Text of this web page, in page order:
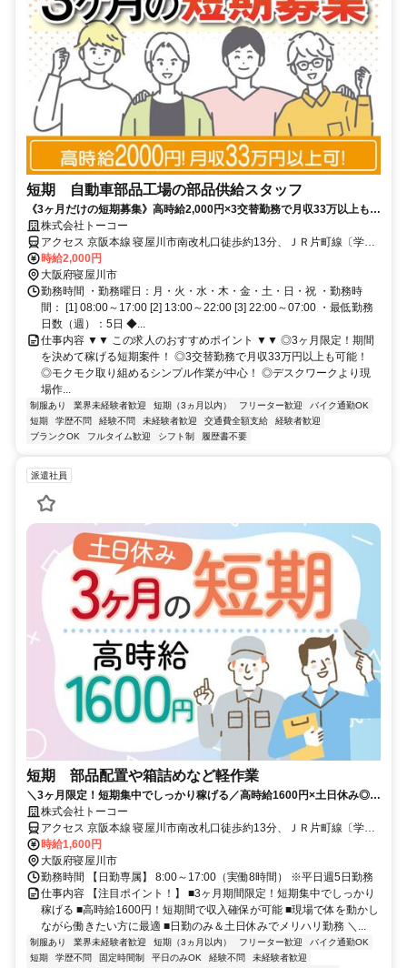
短期 自動車部品工場の部品供給スタッフ
《3ヶ月だけの短期募集》高時給2,000円×3交替勤務で月収33万以上も可
能！部品を手順通りにセットしていくシンプル作業が中心◎
株式会社トーコー
アクセス 京阪本線 寝屋川市南改札口徒歩約13分、ＪＲ片町線〔学研
都市線〕 忍ヶ丘東口徒歩約40分、ＪＲ片町線〔学研都市線〕/ＪＲ福
知山線〔宝塚線〕 四条畷西口徒歩約56分 京阪「寝屋川市」駅より徒
歩15分 ★バイク＆自転車通勤OK
時給2,000円
大阪府寝屋川市
勤務時間 ・勤務曜日：月・火・水・木・金・土・日・祝 ・勤務時
間： [1] 08:00～17:00 [2] 13:00～22:00 [3] 22:00～07:00 ・最低勤務
日数（週）：5日 ◆...
仕事内容 ▼▼ この求人のおすすめポイント ▼▼ ◎3ヶ月限定！期間
を決めて稼げる短期案件！ ◎3交替勤務で月収33万円以上も可能！
◎モクモク取り組めるシンプル作業が中心！ ◎デスクワークより現
場作...
制服あり 業界未経験者歓迎 短期（3ヵ月以内） フリーター歓迎
バイク通勤OK
短期
学歴不問 経験不問 未経験者歓迎 交通費全額支給
経験者歓迎
ブランクOK
フルタイム歓迎 シフト制 履歴書不要
派遣社員
短期 部品配置や箱詰めなど軽作業
＼3ヶ月限定！短期集中でしっかり稼げる／高時給1600円×土日休み◎体
を動かして働きたい方にピッタリ！男性スタッフ活躍中
株式会社トーコー
アクセス 京阪本線 寝屋川市南改札口徒歩約13分、ＪＲ片町線〔学研
都市線〕 忍ヶ丘東口徒歩約40分、ＪＲ片町線〔学研都市線〕/ＪＲ福
知山線〔宝塚線〕 四条畷西口徒歩約56分 京阪寝屋川市駅より徒歩15
分！バイク通勤OK＆交通費全額支給☆
時給1,600円
大阪府寝屋川市
勤務時間 【日勤専属】 8:00～17:00（実働8時間） ※平日週5日勤務
仕事内容 【注目ポイント！】 ■3ヶ月期間限定！短期集中でしっかり
稼げる ■高時給1600円！短期間で収入確保が可能 ■現場で体を動かし
ながら働きたい方に最適 ■日勤のみ＆土日休みでメリハリ勤務 ＼...
制服あり 業界未経験者歓迎 短期（3ヵ月以内） フリーター歓迎
バイク通勤OK
短期
学歴不問 固定時間制 平日のみOK 経験不問
未経験者歓迎